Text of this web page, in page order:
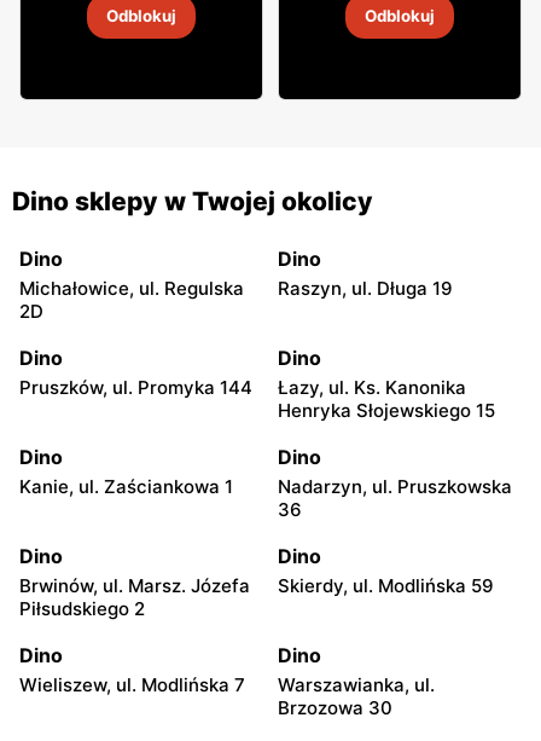
9 sie 2026
Odblokuj 31 sie 2026
Odblokuj
Dino sklepy w Twojej okolicy
Dino
Michałowice, ul. Regulska
2D
Dino
Raszyn, ul. Długa 19
Dino
Pruszków, ul. Promyka 144
Dino
Łazy, ul. Ks. Kanonika
Henryka Słojewskiego 15
Dino
Kanie, ul. Zaściankowa 1
Dino
Nadarzyn, ul. Pruszkowska
36
Dino
Brwinów, ul. Marsz. Józefa
Piłsudskiego 2
Dino
Skierdy, ul. Modlińska 59
Dino
Wieliszew, ul. Modlińska 7
Dino
Warszawianka, ul.
Brzozowa 30